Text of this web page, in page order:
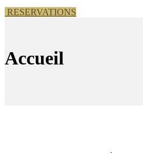
RESERVATIONS
Accueil